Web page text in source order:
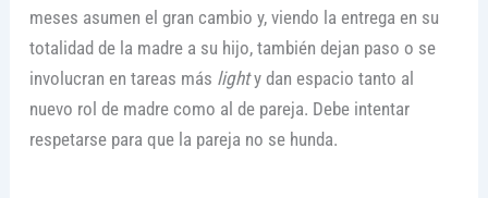
meses asumen el gran cambio y, viendo la entrega en su
totalidad de la madre a su hijo, también dejan paso o se
involucran en tareas más lighty dan espacio tanto al
nuevo rol de madre como al de pareja. Debe intentar
respetarse para que la pareja no se hunda.